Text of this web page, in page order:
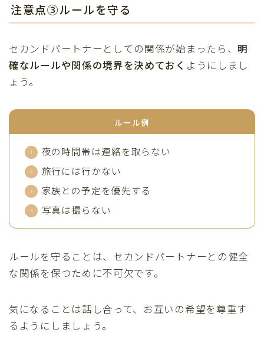
注意点③ルールを守る
セカンドパートナーとしての関係が始まったら、 明
確なルールや関係の境界を決めておく ようにしまし
ょう。
ルール例
夜の時間帯は連絡を取らない
旅行には行かない
家族との予定を優先する
写真は撮らない
ルールを守ることは、セカンドパートナーとの健全
な関係を保つために不可欠です。
気になることは話し合って、お互いの希望を尊重す
るようにしましょう。